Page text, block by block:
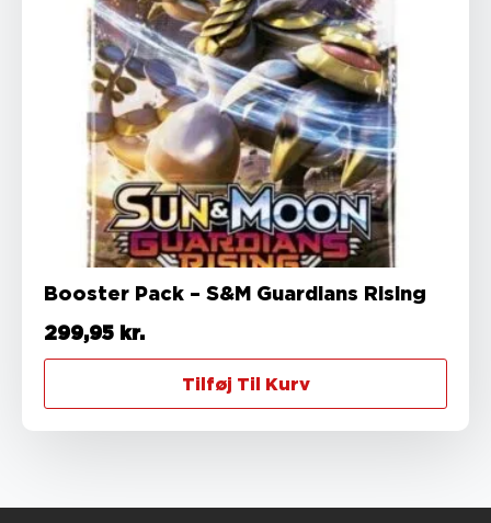
Booster Pack – S&M Guardians Rising
299,95 kr.
Tilføj Til Kurv